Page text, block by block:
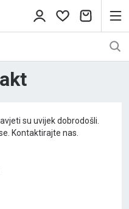
su uvijek dobrodošli.
Kontaktirajte nas.